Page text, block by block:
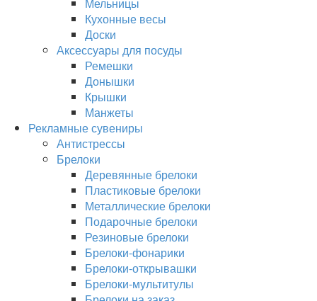
Кухонные весы
Доски
Аксессуары для посуды
Ремешки
Донышки
Крышки
Манжеты
Рекламные сувениры
Антистрессы
Брелоки
Деревянные брелоки
Пластиковые брелоки
Металлические брелоки
Подарочные брелоки
Резиновые брелоки
Брелоки-фонарики
Брелоки-открывашки
Брелоки-мультитулы